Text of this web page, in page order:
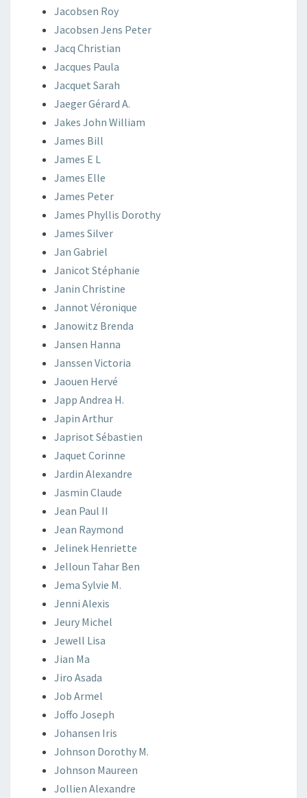
Jacobsen Roy
Jacobsen Jens Peter
Jacq Christian
Jacques Paula
Jacquet Sarah
JaegerGérard A.
Jakes John William
James Bill
James E L
James Elle
James Peter
James Phyllis Dorothy
James Silver
Jan Gabriel
Janicot Stéphanie
Janin Christine
Jannot Véronique
Janowitz Brenda
Jansen Hanna
Janssen Victoria
Jaouen Hervé
Japp Andrea H.
Japin Arthur
Japrisot Sébastien
Jaquet Corinne
Jardin Alexandre
Jasmin Claude
Jean Paul II
Jean Raymond
Jelinek Henriette
Jelloun Tahar Ben
Jema Sylvie M.
Jenni Alexis
Jeury Michel
Jewell Lisa
Jian Ma
Jiro Asada
Job Armel
Joffo Joseph
Johansen Iris
Johnson Dorothy M.
Johnson Maureen
Jollien Alexandre